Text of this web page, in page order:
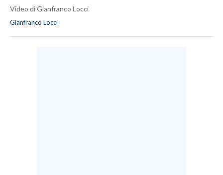
Video di Gianfranco Locci
Gianfranco Locci